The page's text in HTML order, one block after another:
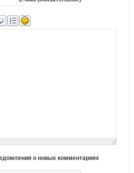
о новых комментариях